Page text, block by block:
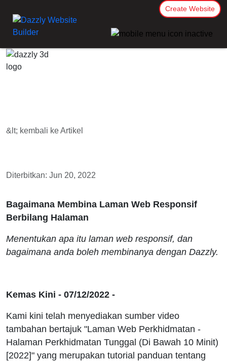
Create Website
&lt; kembali ke Artikel
Diterbitkan: Jun 20, 2022
Bagaimana Membina Laman Web Responsif
Berbilang Halaman
Menentukan apa itu laman web responsif, dan
bagaimana anda boleh membinanya dengan Dazzly.
Kemas Kini - 07/12/2022 -
Kami kini telah menyediakan sumber video
tambahan bertajuk "Laman Web Perkhidmatan -
Halaman Perkhidmatan Tunggal (Di Bawah 10 Minit)
[2022]" yang merupakan tutorial panduan tentang